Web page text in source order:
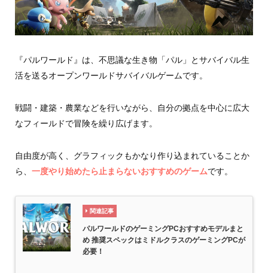
『パルワールド』は、不思議な生き物「パル」とサバイバル生
活を送るオープンワールドサバイバルゲームです。
戦闘・建築・農業などを行いながら、自分の拠点を中心に広大
なフィールドで冒険を繰り広げます。
自由度が高く、グラフィックもかなり作り込まれていることか
ら、 一度やり始めたら止まらないおすすめのゲームです。
関連記事
パルワールドのゲーミングPCおすすめモデルまと
め 推奨スペックはミドルクラスのゲーミングPCが
必要！